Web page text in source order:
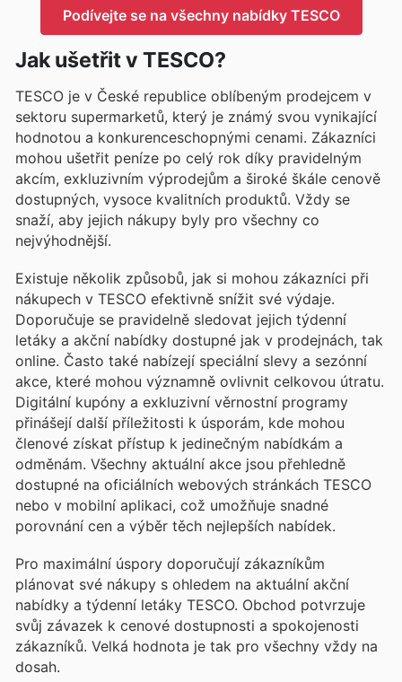
Podívejte se na všechny nabídky TESCO
Jak ušetřit v TESCO?
TESCO je v České republice oblíbeným prodejcem v
sektoru supermarketů, který je známý svou vynikající
hodnotou a konkurenceschopnými cenami. Zákazníci
mohou ušetřit peníze po celý rok díky pravidelným
akcím, exkluzivním výprodejům a široké škále cenově
dostupných, vysoce kvalitních produktů. Vždy se
snaží, aby jejich nákupy byly pro všechny co
nejvýhodnější.
Existuje několik způsobů, jak si mohou zákazníci při
nákupech v TESCO efektivně snížit své výdaje.
Doporučuje se pravidelně sledovat jejich týdenní
letáky a akční nabídky dostupné jak v prodejnách, tak
online. Často také nabízejí speciální slevy a sezónní
akce, které mohou významně ovlivnit celkovou útratu.
Digitální kupóny a exkluzivní věrnostní programy
přinášejí další příležitosti k úsporám, kde mohou
členové získat přístup k jedinečným nabídkám a
odměnám. Všechny aktuální akce jsou přehledně
dostupné na oficiálních webových stránkách TESCO
nebo v mobilní aplikaci, což umožňuje snadné
porovnání cen a výběr těch nejlepších nabídek.
Pro maximální úspory doporučují zákazníkům
plánovat své nákupy s ohledem na aktuální akční
nabídky a týdenní letáky TESCO. Obchod potvrzuje
svůj závazek k cenové dostupnosti a spokojenosti
zákazníků. Velká hodnota je tak pro všechny vždy na
dosah.